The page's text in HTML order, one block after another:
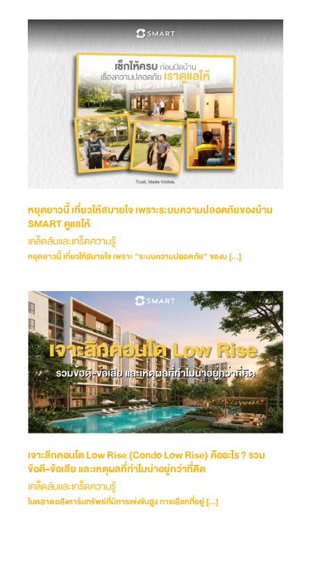
หยุดยาวนี้ เที่ยวให้สบายใจ เพราะระบบความปลอดภัยของบ้าน
SMART ดูแลให้
เคล็ดลับและเกร็ดความรู้
หยุดยาวนี้ เที่ยวให้สบายใจ เพราะ “ระบบความปลอดภัย” ของบ […]
เจาะลึกคอนโด Low Rise (Condo Low Rise) คืออะไร ? รวม
ข้อดี-ข้อเสีย และเหตุผลที่ทำไมน่าอยู่กว่าที่คิด
เคล็ดลับและเกร็ดความรู้
ในตลาดอสังหาริมทรัพย์ที่มีการแข่งขันสูง การเลือกที่อยู่ […]